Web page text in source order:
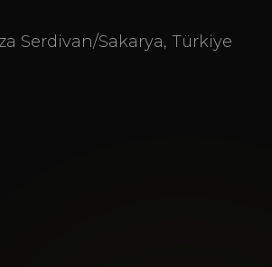
Serdivan/Sakarya, Türkiye